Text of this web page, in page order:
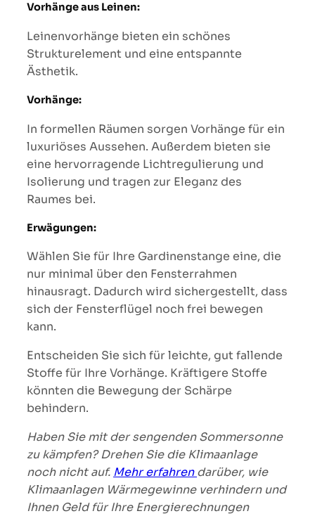
Vorhänge aus Leinen:
Leinenvorhänge bieten ein schönes
Strukturelement und eine entspannte
Ästhetik.
Vorhänge:
In formellen Räumen sorgen Vorhänge für ein
luxuriöses Aussehen. Außerdem bieten sie
eine hervorragende Lichtregulierung und
Isolierung und tragen zur Eleganz des
Raumes bei.
Erwägungen:
Wählen Sie für Ihre Gardinenstange eine, die
nur minimal über den Fensterrahmen
hinausragt. Dadurch wird sichergestellt, dass
sich der Fensterflügel noch frei bewegen
kann.
Entscheiden Sie sich für leichte, gut fallende
Stoffe für Ihre Vorhänge. Kräftigere Stoffe
könnten die Bewegung der Schärpe
behindern.
Haben Sie mit der sengenden Sommersonne
zu kämpfen? Drehen Sie die Klimaanlage
noch nicht auf. Mehr erfahrendarüber, wie
Klimaanlagen Wärmegewinne verhindern und
Ihnen Geld für Ihre Energierechnungen